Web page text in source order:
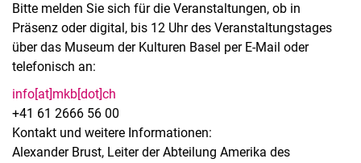
Bitte melden Sie sich für die Veranstaltungen, ob in
Präsenz oder digital, bis 12 Uhr des Veranstaltungstages
über das Museum der Kulturen Basel per E-Mail oder
telefonisch an:
info[at]mkb[dot]ch
+41 61 2666 56 00
Kontakt und weitere Informationen:
Alexander Brust, Leiter der Abteilung Amerika des